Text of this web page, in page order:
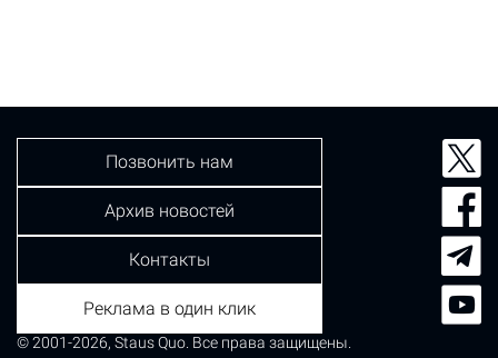
© 2001-2026, Staus Quo. Все права защищены.
Позвонить нам
Архив новостей
Контакты
Реклама в один клик